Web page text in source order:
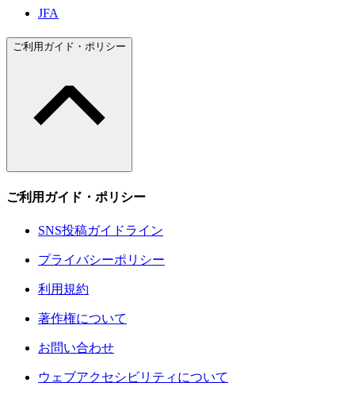
JFA
ご利用ガイド・ポリシー
ご利用ガイド・ポリシー
SNS投稿ガイドライン
プライバシーポリシー
利用規約
著作権について
お問い合わせ
ウェブアクセシビリティについて